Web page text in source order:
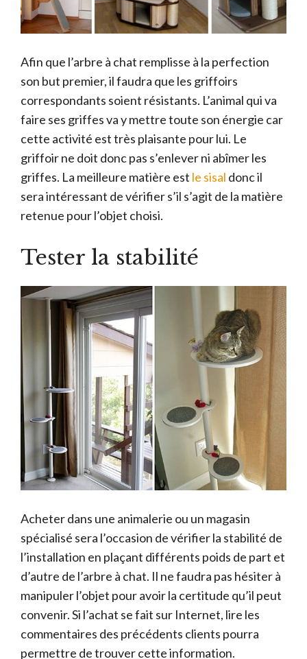
Afin que l’arbre à chat remplisse à la perfection
son but premier, il faudra que les griffoirs
correspondants soient résistants. L’animal qui va
faire ses griffes va y mettre toute son énergie car
cette activité est très plaisante pour lui. Le
griffoir ne doit donc pas s’enlever ni abîmer les
griffes. La meilleure matière est le sisal donc il
sera intéressant de vérifier s’il s’agit de la matière
retenue pour l’objet choisi.
Tester la stabilité
Acheter dans une animalerie ou un magasin
spécialisé sera l’occasion de vérifier la stabilité de
l’installation en plaçant différents poids de part et
d’autre de l’arbre à chat. Il ne faudra pas hésiter à
manipuler l’objet pour avoir la certitude qu’il peut
convenir. Si l’achat se fait sur Internet, lire les
commentaires des précédents clients pourra
permettre de trouver cette information.